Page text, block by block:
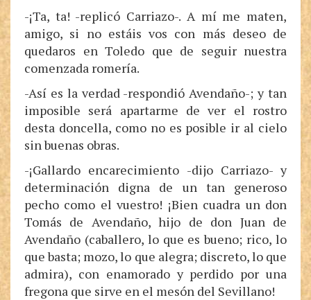
-¡Ta, ta! -replicó Carriazo-. A mí me maten,
amigo, si no estáis vos con más deseo de
quedaros en Toledo que de seguir nuestra
comenzada romería.
-Así es la verdad -respondió Avendaño-; y tan
imposible será apartarme de ver el rostro
desta doncella, como no es posible ir al cielo
sin buenas obras.
-¡Gallardo encarecimiento -dijo Carriazo- y
determinación digna de un tan generoso
pecho como el vuestro! ¡Bien cuadra un don
Tomás de Avendaño, hijo de don Juan de
Avendaño (caballero, lo que es bueno; rico, lo
que basta; mozo, lo que alegra; discreto, lo que
admira), con enamorado y perdido por una
fregona que sirve en el mesón del Sevillano!